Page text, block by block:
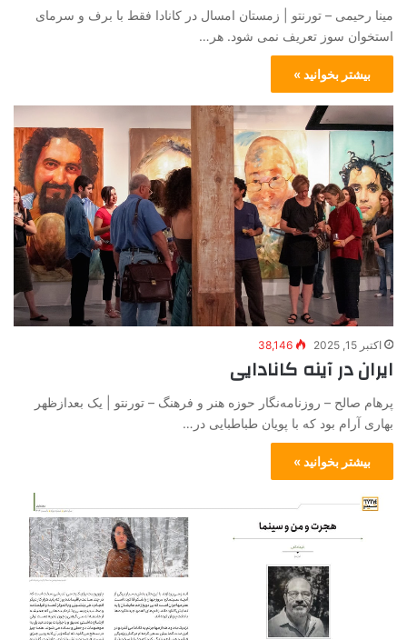
مینا رحیمی – تورنتو | زمستان امسال در کانادا فقط با برف و سرمای
استخوان سوز تعریف نمی شود. هر…
بیشتر بخوانید »
اکتبر 15, 2025 38,146
ایران در آینه کانادایی
پرهام صالح – روزنامه‌نگار حوزه هنر و فرهنگ – تورنتو | یک بعدازظهر
بهاری آرام بود که با پویان طباطبایی در…
بیشتر بخوانید »